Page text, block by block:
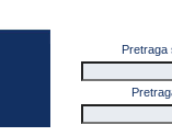
Pretraga